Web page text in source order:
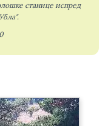
станице испред